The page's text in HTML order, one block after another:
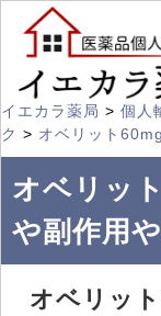
イエカラ薬局 > 個人
ク > オベリット
オベリッ
や副作用
オベリッ